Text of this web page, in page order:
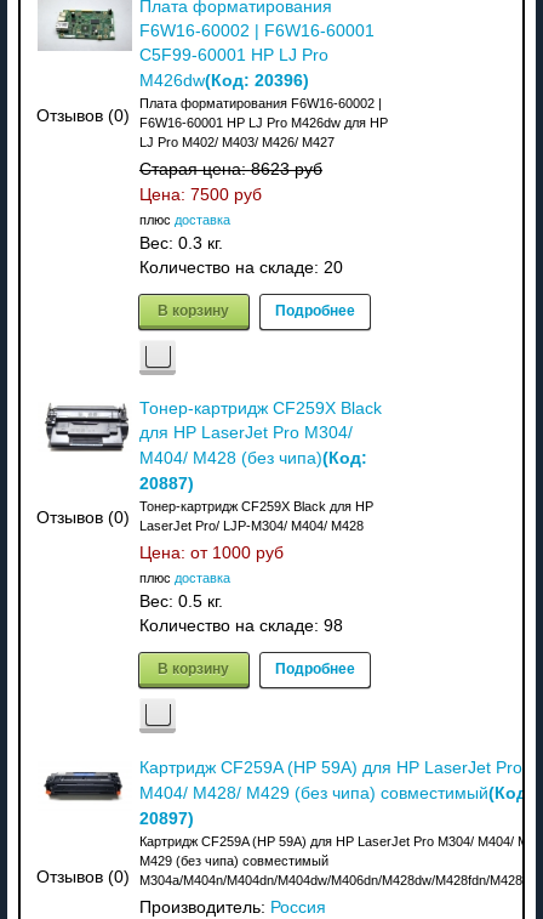
Отзывов (0)
Плата форматирования
F6W16-60002 | F6W16-60001
C5F99-60001 HP LJ Pro
M426dw(Код: 20396)
Плата форматирования F6W16-60002 |
F6W16-60001 HP LJ Pro M426dw для HP
LJ Pro M402/ M403/ M426/ M427
Старая цена:8623 руб
Цена: 7500 руб
плюс доставка
Вес: 0.3 кг.
Количество на складе: 20
В корзину Подробнее
Отзывов (0)
Тонер-картридж CF259X Black
для HP LaserJet Pro M304/
M404/ M428 (без чипа)(Код:
20887)
Тонер-картридж CF259X Black для HP
LaserJet Pro/ LJP-M304/ M404/ M428
Цена: от 1000 руб
плюс доставка
Вес: 0.5 кг.
Количество на складе: 98
В корзину Подробнее
Отзывов (0)
Картридж CF259A (HP 59A) для HP LaserJet Pro
M404/ M428/ M429 (без чипа) совместимый(Код:
20897)
Картридж CF259A (HP 59A) для HP LaserJet Pro M304/ M404/
M429 (без чипа) совместимый
M304a/M404n/M404dn/M404dw/M406dn/M428dw/M428fdn/
Производитель: Россия